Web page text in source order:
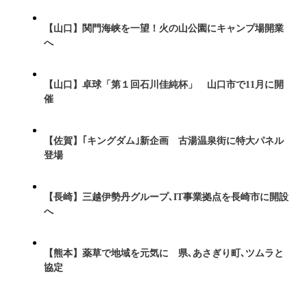
【山口】関門海峡を一望！火の山公園にキャンプ場開業
へ
【山口】卓球「第１回石川佳純杯」 山口市で11月に開
催
【佐賀】｢キングダム｣新企画 古湯温泉街に特大パネル
登場
【長崎】三越伊勢丹グループ､IT事業拠点を長崎市に開設
へ
【熊本】薬草で地域を元気に 県､あさぎり町､ツムラと
協定